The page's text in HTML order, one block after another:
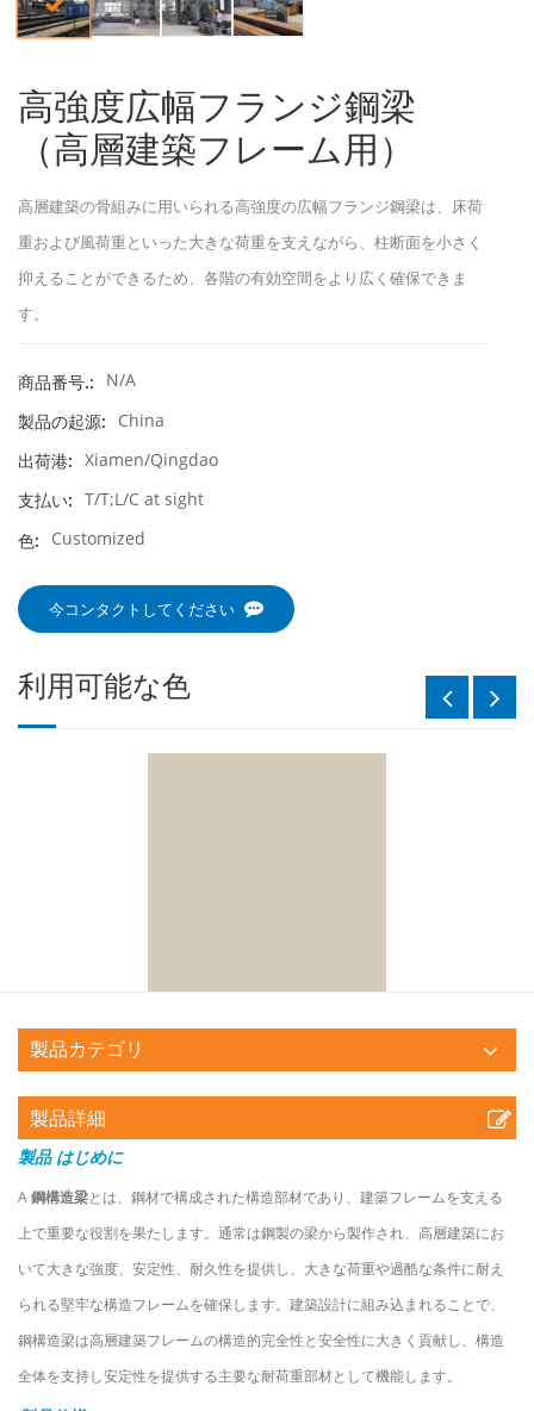
高強度広幅フランジ鋼梁
（高層建築フレーム用）
高層建築の骨組みに用いられる高強度の広幅フランジ鋼梁は、床荷
重および風荷重といった大きな荷重を支えながら、柱断面を小さく
抑えることができるため、各階の有効空間をより広く確保できま
す。
商品番号.:
N/A
製品の起源:
China
出荷港: Xiamen/Qingdao
支払い: T/T;L/C at sight
色:
Customized
今コンタクトしてください
利用可能な色
製品カテゴリ
製品詳細
製品 はじめに
A鋼構造梁とは、鋼材で構成された構造部材であり、建築フレームを支える
上で重要な役割を果たします。通常は鋼製の梁から製作され、高層建築にお
いて大きな強度、安定性、耐久性を提供し、大きな荷重や過酷な条件に耐え
られる堅牢な構造フレームを確保します。建築設計に組み込まれることで、
鋼構造梁は高層建築フレームの構造的完全性と安全性に大きく貢献し、構造
全体を支持し安定性を提供する主要な耐荷重部材として機能します。